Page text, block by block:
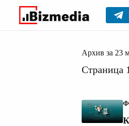
Главное
Архив за 23
Страница